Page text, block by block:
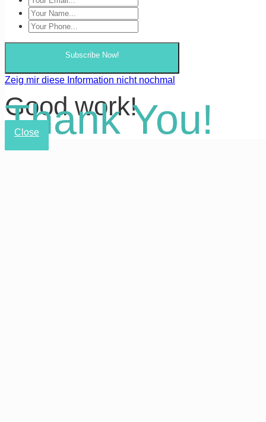
Subscribe Now!
Zeig mir diese Information nicht nochmal
Good work!
Thank You!
Close